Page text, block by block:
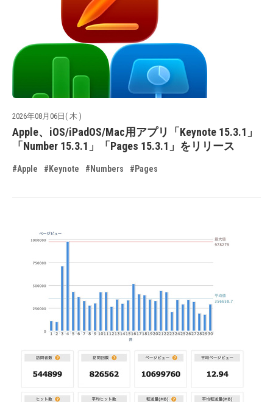
2026年08月06日( 木 )
Apple、iOS/iPadOS/Mac用アプリ「Keynote 15.3.1」
「Number 15.3.1」「Pages 15.3.1」をリリース
#Apple #Keynote #Numbers #Pages